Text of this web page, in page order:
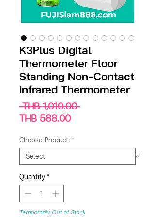
K3Plus Digital
Thermometer Floor
Standing Non-Contact
Infrared Thermometer
THB 1,019.00 Regular
THB 588.00Sale
Choose Product: *
Quantity *
Temporarily Out of Stock